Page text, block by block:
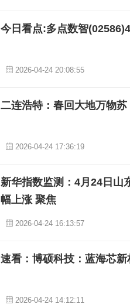
今日看点:多点数智
2026-04-24 20:08:55
二连浩特：春回大地万物
2026-04-24 17:36:19
新华指数监测：4月24日山
幅上涨 聚焦
2026-04-24 16:13:57
速看：博硕科技：蓝海芯
2026-04-24 14:12:11